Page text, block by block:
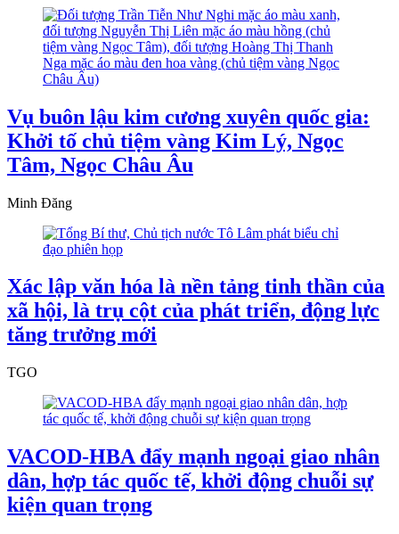
Vụ buôn lậu kim cương xuyên quốc gia:
Khởi tố chủ tiệm vàng Kim Lý, Ngọc
Tâm, Ngọc Châu Âu
Minh Đăng
Xác lập văn hóa là nền tảng tinh thần của
xã hội, là trụ cột của phát triển, động lực
tăng trưởng mới
TGO
VACOD-HBA đẩy mạnh ngoại giao nhân
dân, hợp tác quốc tế, khởi động chuỗi sự
kiện quan trọng